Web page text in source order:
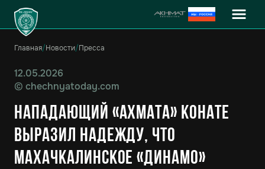
Главная/Новости/Пресса
12.05.2026
© chechnyatoday.com
Нападающий «Ахмата» Конате
выразил надежду, что
махачкалинское «Динамо»